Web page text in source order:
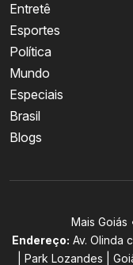
Entretê
Esportes
Política
Mundo
Especiais
Brasil
Blogs
Mais Goiás
Endereço: Av. Olinda
| Park Lozandes |